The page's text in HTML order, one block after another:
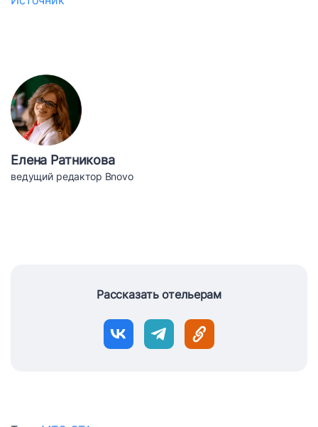
Елена Ратникова
ведущий редактор Bnovo
Рассказать отельерам